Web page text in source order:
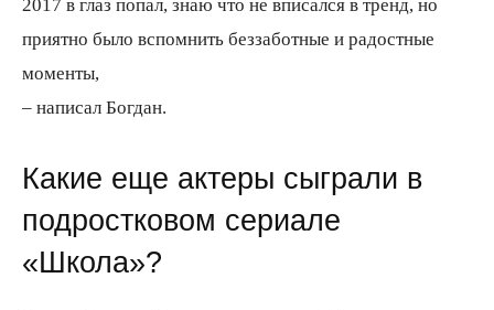
2017 в глаз попал, знаю что не вписался в тренд, но
приятно было вспомнить беззаботные и радостные
моменты,
– написал Богдан.
Какие еще актеры сыграли в
подростковом сериале
«Школа»?